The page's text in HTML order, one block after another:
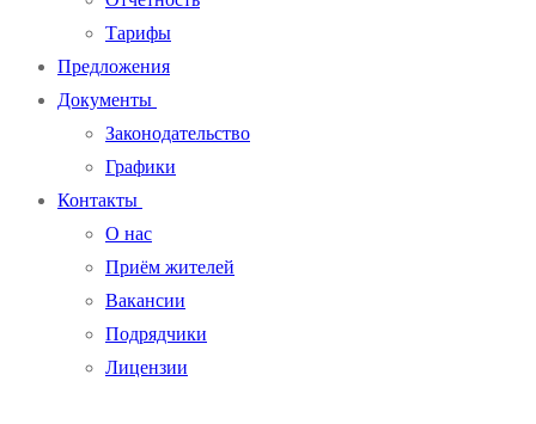
Тарифы
Предложения
Документы
Законодательство
Графики
Контакты
О нас
Приём жителей
Вакансии
Подрядчики
Лицензии